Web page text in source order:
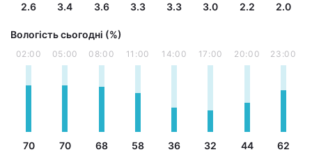
2.6 3.4 3.6 3.3 3.3 3.0 2.2 2.0
Вологість сьогодні (%)
02:00
70
05:00
70
08:00
68
11:00
58
14:00
36
17:00
32
20:00
44
23:00
62